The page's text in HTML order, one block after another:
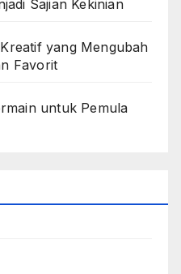
Sajian Kekinian
yang Mengubah
Favorit
untuk Pemula